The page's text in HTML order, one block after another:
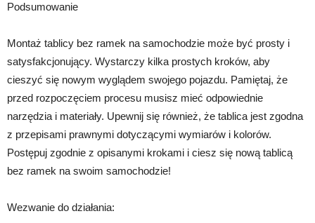
Podsumowanie
Montaż tablicy bez ramek na samochodzie może być prosty i
satysfakcjonujący. Wystarczy kilka prostych kroków, aby
cieszyć się nowym wyglądem swojego pojazdu. Pamiętaj, że
przed rozpoczęciem procesu musisz mieć odpowiednie
narzędzia i materiały. Upewnij się również, że tablica jest zgodna
z przepisami prawnymi dotyczącymi wymiarów i kolorów.
Postępuj zgodnie z opisanymi krokami i ciesz się nową tablicą
bez ramek na swoim samochodzie!
Wezwanie do działania: